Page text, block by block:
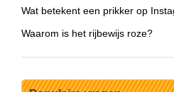
Wat betekent een prikker op
Waarom is het rijbewijs roze?